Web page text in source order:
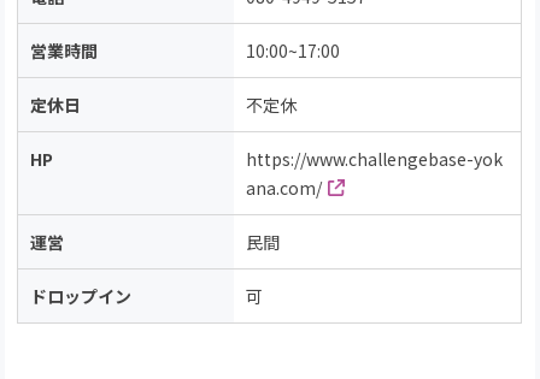
営業時間 10:00~17:00
定休日 不定休
HP
https://www.challengebase-yok
ana.com/
運営 民間
ドロップイン 可